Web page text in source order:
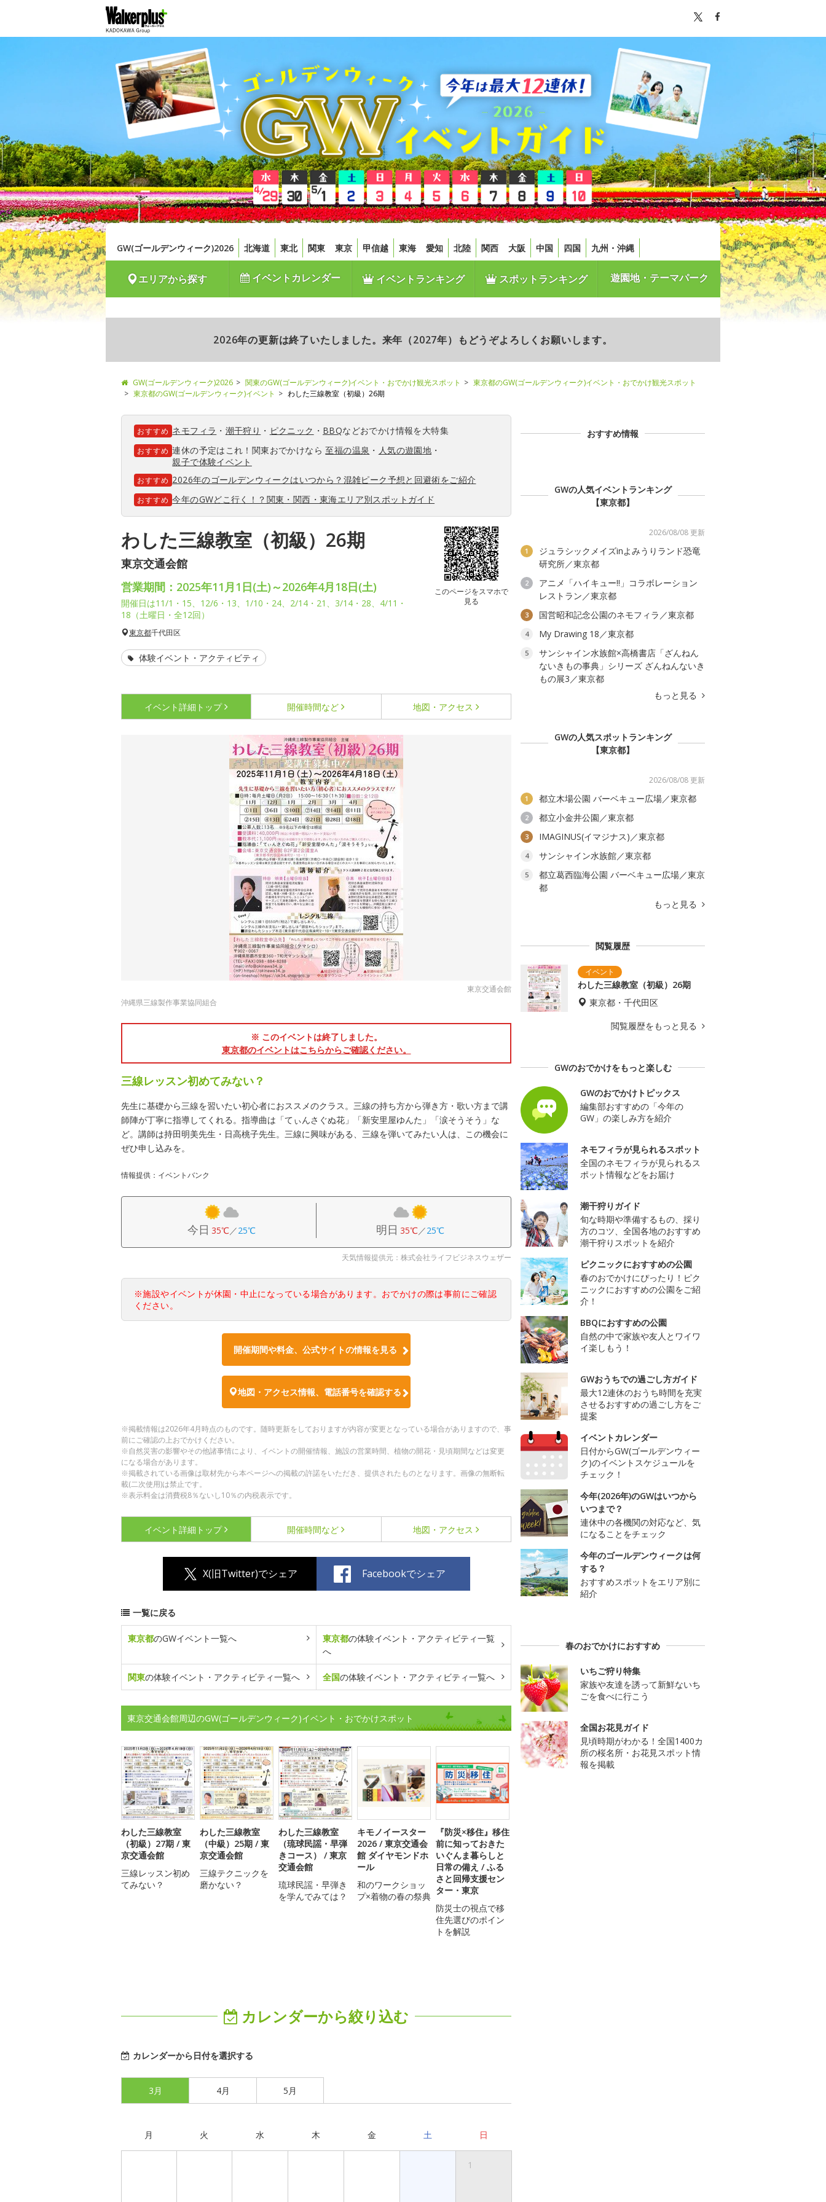
GW(ゴールデンウィーク)2026 北海道 東北 関東 東京 甲信越 東海 愛知 北陸 関西 大阪 中国 四国 九州・沖縄
エリアから探す イベントカレンダー イベントランキング スポットランキング 遊園地・テーマパーク
2026年の更新は終了いたしました。来年（2027年）もどうぞよろしくお願いします。
GW(ゴールデンウィーク)2026 関東のGW(ゴールデンウィーク)イベント・おでかけ観光スポット
東京都のGW(ゴールデンウィーク)イベント・おでかけ観光スポット
東京都のGW(ゴールデンウィーク)イベント
わした三線教室（初級）26期
おすすめ ネモフィラ ・ 潮干狩り ・ ピクニック ・ BBQなどおでかけ情報を大特集
おすすめ 連休の予定はこれ！関東おでかけなら至福の温泉 ・ 人気の遊園地 ・
親子で体験イベント
おすすめ 2026年のゴールデンウィークはいつから？混雑ピーク予想と回避術をご紹介
おすすめ 今年のGWどこ行く！？関東・関西・東海エリア別スポットガイド
わした三線教室（初級）26期
東京交通会館
このページをスマホで
見る
営業期間：2025年11月1日(土)～2026年4月18日(土)
開催日は11/1・15、12/6・13、1/10・24、2/14・21、3/14・28、4/11・
18（土曜日・全12回）
東京都千代田区
体験イベント・アクティビティ
イベント詳細 トップ 開催時間など 地図・アクセス
東京交通会館
沖縄県三線製作事業協同組合
※ このイベントは終了しました。
東京都のイベントはこちらからご確認ください。
三線レッスン初めてみない？
先生に基礎から三線を習いたい初心者におススメのクラス。三線の持ち方から弾き方・歌い方まで講
師陣が丁寧に指導してくれる。指導曲は「てぃんさぐぬ花」「新安里屋ゆんた」「涙そうそう」な
ど。講師は持田明美先生・日高桃子先生。三線に興味がある、三線を弾いてみたい人は、この機会に
ぜひ申し込みを。
情報提供：イベントバンク
今日 35℃／25℃ 明日 35℃／25℃
天気情報提供元：株式会社ライフビジネスウェザー
※施設やイベントが休園・中止になっている場合があります。おでかけの際は事前にご確認
ください。
開催期間や料金、公式サイトの情報を見る
地図・アクセス情報、電話番号を確認する
※掲載情報は2026年4月時点のものです。随時更新をしておりますが内容が変更となっている場合がありますので、事
前にご確認の上おでかけください。
※自然災害の影響やその他諸事情により、イベントの開催情報、施設の営業時間、植物の開花・見頃期間などは変更
になる場合があります。
※掲載されている画像は取材先から本ページへの掲載の許諾をいただき、提供されたものとなります。画像の無断転
載(二次使用)は禁止です。
※表示料金は消費税8％ないし10％の内税表示です。
イベント詳細 トップ 開催時間など 地図・アクセス
X(旧Twitter)でシェア Facebookでシェア
一覧に戻る
東京都のGWイベント一覧へ 東京都の体験イベント・アクティビティ一覧
へ
関東の体験イベント・アクティビティ一覧へ 全国の体験イベント・アクティビティ一覧へ
東京交通会館周辺のGW(ゴールデンウィーク)イベント・おでかけスポット
わした三線教室
（初級）27期 / 東
京交通会館
三線レッスン初め
てみない？
わした三線教室
（中級）25期 / 東
京交通会館
三線テクニックを
磨かない？
わした三線教室
（琉球民謡・早弾
きコース） / 東京
交通会館
琉球民謡・早弾き
を学んでみては？
キモノイースター
2026 / 東京交通会
館 ダイヤモンドホ
ール
和のワークショッ
プ×着物の春の祭典
『防災×移住』移住
前に知っておきた
いぐんま暮らしと
日常の備え / ふる
さと回帰支援セン
ター・東京
防災士の視点で移
住先選びのポイン
トを解説
カレンダーから絞り込む
カレンダーから日付を選択する
3月 4月 5月
月 火 水 木 金 土 日
1
おすすめ情報
GWの人気イベントランキング
【東京都】
2026/08/08 更新
1
ジュラシックメイズinよみうりランド恐竜
研究所／東京都
2
アニメ「ハイキュー!!」コラボレーション
レストラン／東京都
3 国営昭和記念公園のネモフィラ／東京都
4 My Drawing 18／東京都
5
サンシャイン水族館×高橋書店「ざんねん
ないきもの事典」シリーズ ざんねんないき
もの展3／東京都
もっと見る
GWの人気スポットランキング
【東京都】
2026/08/08 更新
1 都立木場公園 バーベキュー広場／東京都
2 都立小金井公園／東京都
3 IMAGINUS(イマジナス)／東京都
4 サンシャイン水族館／東京都
5
都立葛西臨海公園 バーベキュー広場／東京
都
もっと見る
閲覧履歴
わした三線教室（初級）26期
東京都・千代田区
閲覧履歴をもっと見る
GWのおでかけをもっと楽しむ
GWのおでかけトピックス
編集部おすすめの「今年の
GW」の楽しみ方を紹介
ネモフィラが見られるスポット
全国のネモフィラが見られるス
ポット情報などをお届け
潮干狩りガイド
旬な時期や準備するもの、採り
方のコツ、全国各地のおすすめ
潮干狩りスポットを紹介
ピクニックにおすすめの公園
春のおでかけにぴったり！ピク
ニックにおすすめの公園をご紹
介！
BBQにおすすめの公園
自然の中で家族や友人とワイワ
イ楽しもう！
GWおうちでの過ごし方ガイド
最大12連休のおうち時間を充実
させるおすすめの過ごし方をご
提案
イベントカレンダー
日付からGW(ゴールデンウィー
ク)のイベントスケジュールを
チェック！
今年(2026年)のGWはいつから
いつまで？
連休中の各機関の対応など、気
になることをチェック
今年のゴールデンウィークは何
する？
おすすめスポットをエリア別に
紹介
春のおでかけにおすすめ
いちご狩り特集
家族や友達を誘って新鮮ないち
ごを食べに行こう
全国お花見ガイド
見頃時期がわかる！全国1400カ
所の桜名所・お花見スポット情
報を掲載